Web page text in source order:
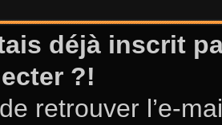
déjà inscrit
?!
retrouver l’e-